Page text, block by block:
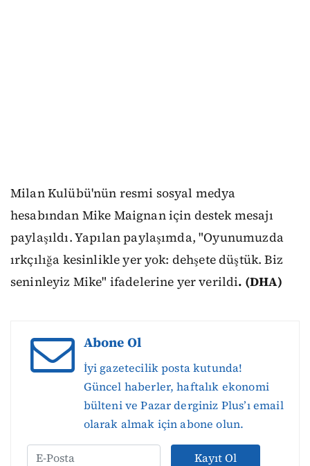
Milan Kulübü'nün resmi sosyal medya
hesabından Mike Maignan için destek mesajı
paylaşıldı. Yapılan paylaşımda, "Oyunumuzda
ırkçılığa kesinlikle yer yok: dehşete düştük. Biz
seninleyiz Mike" ifadelerine yer verildi. (DHA)
Abone Ol
İyi gazetecilik posta kutunda!
Güncel haberler, haftalık ekonomi
bülteni ve Pazar derginiz Plus’ı email
olarak almak için abone olun.
Kayıt Ol